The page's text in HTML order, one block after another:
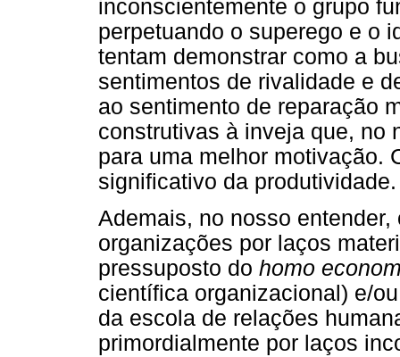
inconscientemente o grupo
perpetuando o superego e o
tentam demonstrar como a
sentimentos de rivalidade e
ao sentimento de reparação
construtivas à inveja que, no
para uma melhor motivação.
significativo da produtividade.
Ademais, no nosso
organizações por laços
pressuposto do homo
científica organizacional) e/
da escola de relações
primordialmente por laços